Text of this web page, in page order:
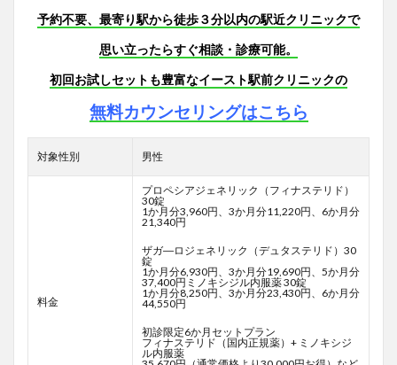
予約不要、最寄り駅から徒歩３分以内の駅近クリニックで
思い立ったらすぐ相談・診療可能。
初回お試しセットも豊富なイースト駅前クリニックの
無料カウンセリングはこちら
対象性別 男性
料金
プロペシアジェネリック（フィナステリド）
30錠
1か月分3,960円、3か月分11,220円、6か月分
21,340円
ザガ―ロジェネリック（デュタステリド）30
錠
1か月分6,930円、3か月分19,690円、5か月分
37,400円ミノキシジル内服薬 30錠
1か月分8,250円、3か月分23,430円、6か月分
44,550円
初診限定6か月セットプラン
フィナステリド（国内正規薬）+ ミノキシジ
ル内服薬